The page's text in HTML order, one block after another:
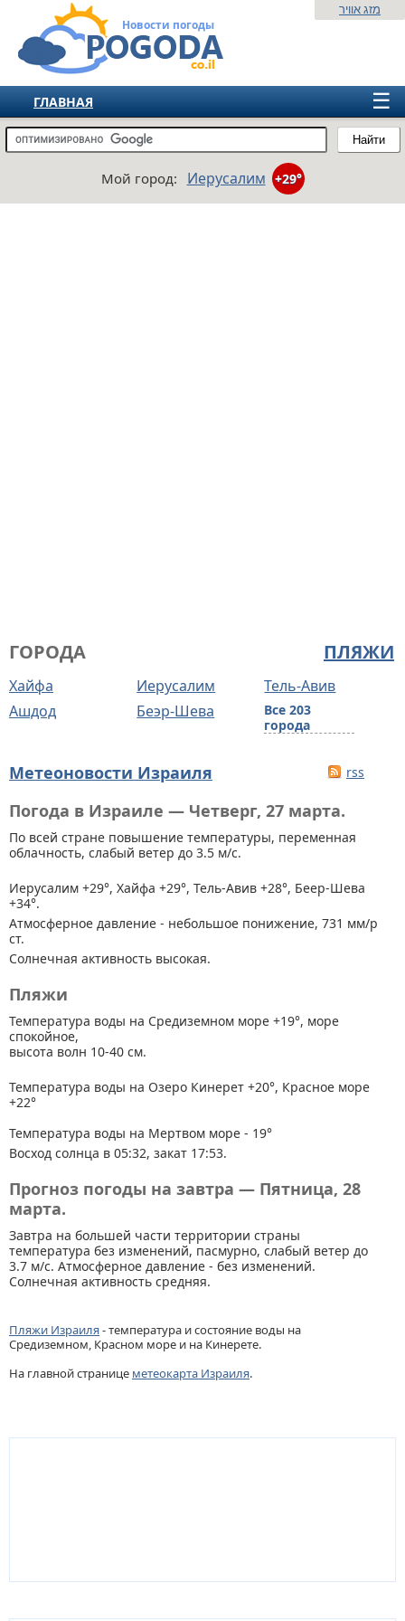
Новости погоды
Найти
מזג אוויר
☰
ГЛАВНАЯ
ИЗРАИЛЬ
ЕВРОПА
Мой город: Иерусалим +29°
ПЛЯЖИ
ГОРОДА
Хайфа Иерусалим
Тель-Авив
Ашдод
Беэр-Шева
Все 203
города
Метеоновости Израиля rss
Погода в Израиле — Четверг, 27 марта.
По всей стране повышение температуры, переменная
облачность, слабый ветер до 3.5 м/с.
Иерусалим +29°, Хайфа +29°, Тель-Авив +28°, Беер-Шева
+34°.
Атмосферное давление - небольшое понижение, 731 мм/р
ст.
Солнечная активность высокая.
Пляжи
Температура воды на Средиземном море +19°, море
спокойное,
высота волн 10-40 см.
Температура воды на Озеро Кинерет +20°, Красное море
+22°
Температура воды на Мертвом море - 19°
Восход солнца в 05:32, закат 17:53.
Прогноз погоды на завтра — Пятница, 28
марта.
Завтра на большей части территории страны
температура без изменений, пасмурно, слабый ветер до
3.7 м/с. Атмосферное давление - без изменений.
Солнечная активность средняя.
Пляжи Израиля- температура и состояние воды на
Средиземном, Красном море и на Кинерете.
На главной странице метеокарта Израиля.